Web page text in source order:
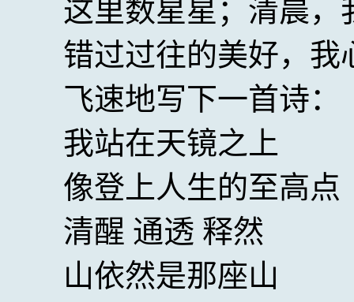
这里数星星；清晨
错过过往的美好，
飞速地写下一首诗：
我站在天镜之上
像登上人生的至高点
清醒 通透 释然
山依然是那座山